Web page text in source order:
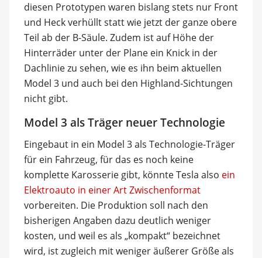
diesen Prototypen waren bislang stets nur Front
und Heck verhüllt statt wie jetzt der ganze obere
Teil ab der B-Säule. Zudem ist auf Höhe der
Hinterräder unter der Plane ein Knick in der
Dachlinie zu sehen, wie es ihn beim aktuellen
Model 3 und auch bei den Highland-Sichtungen
nicht gibt.
Model 3 als Träger neuer Technologie
Eingebaut in ein Model 3 als Technologie-Träger
für ein Fahrzeug, für das es noch keine
komplette Karosserie gibt, könnte Tesla also ein
Elektroauto in einer Art Zwischenformat
vorbereiten. Die Produktion soll nach den
bisherigen Angaben dazu deutlich weniger
kosten, und weil es als „kompakt“ bezeichnet
wird, ist zugleich mit weniger äußerer Größe als